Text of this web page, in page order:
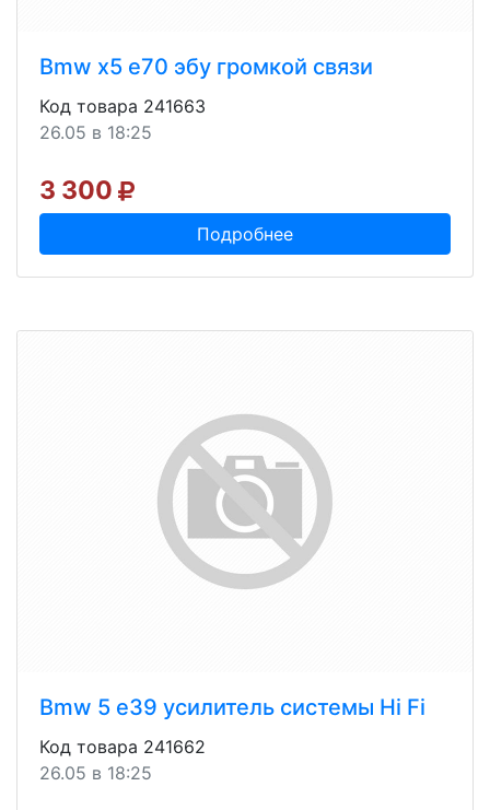
Bmw x5 e70 эбу громкой связи
Код товара 241663
26.05 в 18:25
3 300
Подробнее
Bmw 5 e39 усилитель системы Hi Fi
Код товара 241662
26.05 в 18:25